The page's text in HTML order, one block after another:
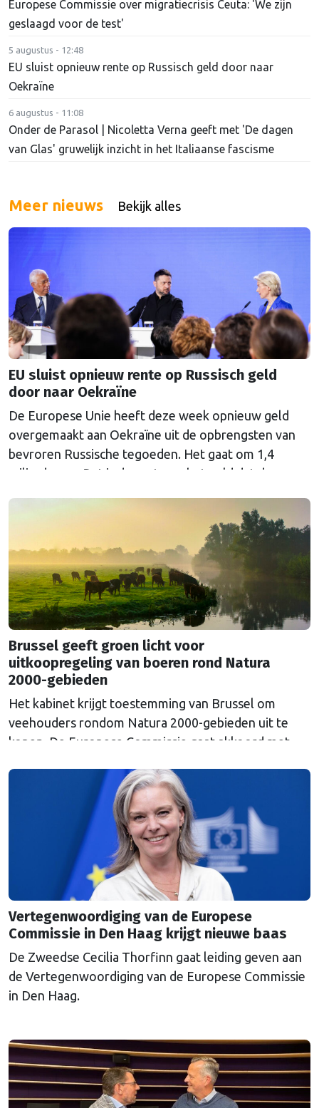
Europese Commissie over migratiecrisis Ceuta: 'We zijn
geslaagd voor de test'
5 augustus - 12:48
EU sluist opnieuw rente op Russisch geld door naar
Oekraïne
6 augustus - 11:08
Onder de Parasol | Nicoletta Verna geeft met 'De dagen
van Glas' gruwelijk inzicht in het Italiaanse fascisme
Meer nieuws Bekijk alles
EU sluist opnieuw rente op Russisch geld
door naar Oekraïne
De Europese Unie heeft deze week opnieuw geld
overgemaakt aan Oekraïne uit de opbrengsten van
bevroren Russische tegoeden. Het gaat om 1,4
miljard euro. Dat is de rente op het geld dat de
Euroclear parkeerde. De EU bevroor dat geld na de
Continued
Brussel geeft groen licht voor
uitkoopregeling van boeren rond Natura
2000-gebieden
Het kabinet krijgt toestemming van Brussel om
veehouders rondom Natura 2000-gebieden uit te
kopen. De Europese Commissie gaat akkoord met
Vertegenwoordiging van de Europese
Commissie in Den Haag krijgt nieuwe baas
De Zweedse Cecilia Thorfinn gaat leiding geven aan
de Vertegenwoordiging van de Europese Commissie
in Den Haag.